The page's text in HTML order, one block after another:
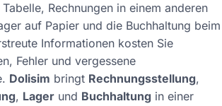
Rechnungen in einem anderen
auf Papier und die Buchhaltung beim
Informationen kosten Sie
Fehler und vergessene
Dolisim bringt Rechnungsstellung,
, Lager und Buchhaltung in einer